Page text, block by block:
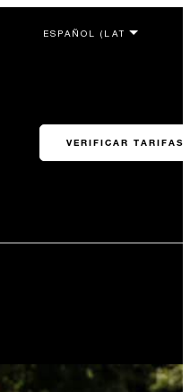
VERIFICAR TARIFAS